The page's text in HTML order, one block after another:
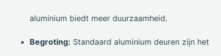
aluminium biedt meer duurzaamheid.
Begroting: Standaard aluminium deuren zijn het